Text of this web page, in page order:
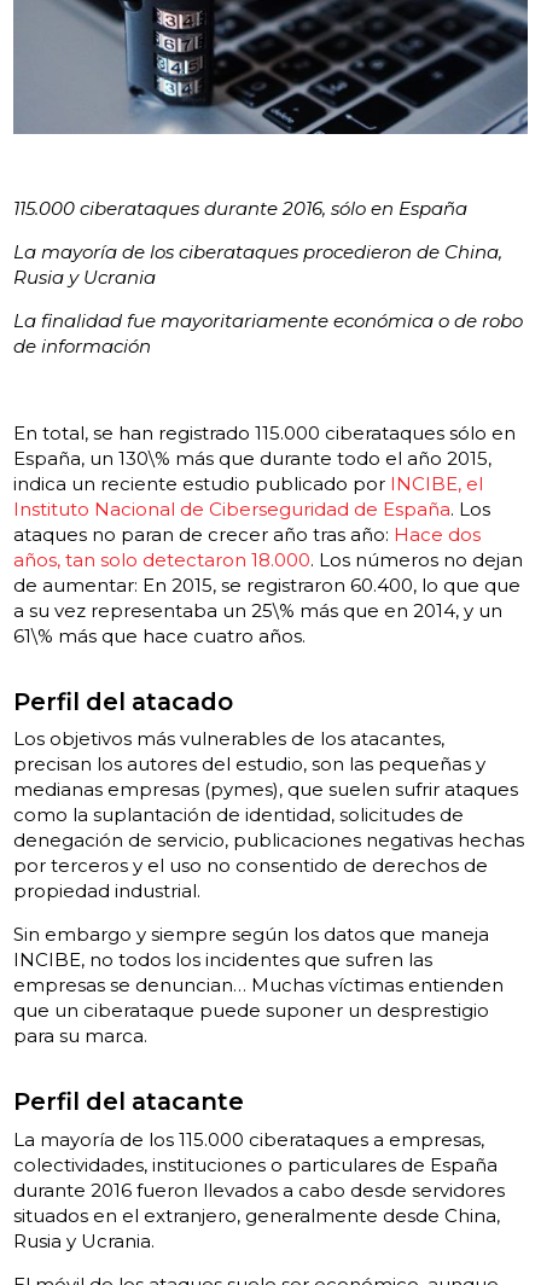
115.000 ciberataques durante 2016, sólo en España
La mayoría de los ciberataques procedieron de China,
Rusia y Ucrania
La finalidad fue mayoritariamente económica o de robo
de información
En total, se han registrado 115.000 ciberataques sólo en
España, un 130\% más que durante todo el año 2015,
indica un reciente estudio publicado por INCIBE, el
Instituto Nacional de Ciberseguridad de España. Los
ataques no paran de crecer año tras año: Hace dos
años, tan solo detectaron 18.000. Los números no dejan
de aumentar: En 2015, se registraron 60.400, lo que que
a su vez representaba un 25\% más que en 2014, y un
61\% más que hace cuatro años.
Perfil del atacado
Los objetivos más vulnerables de los atacantes,
precisan los autores del estudio, son las pequeñas y
medianas empresas (pymes), que suelen sufrir ataques
como la suplantación de identidad, solicitudes de
denegación de servicio, publicaciones negativas hechas
por terceros y el uso no consentido de derechos de
propiedad industrial.
Sin embargo y siempre según los datos que maneja
INCIBE, no todos los incidentes que sufren las
empresas se denuncian… Muchas víctimas entienden
que un ciberataque puede suponer un desprestigio
para su marca.
Perfil del atacante
La mayoría de los 115.000 ciberataques a empresas,
colectividades, instituciones o particulares de España
durante 2016 fueron llevados a cabo desde servidores
situados en el extranjero, generalmente desde China,
Rusia y Ucrania.